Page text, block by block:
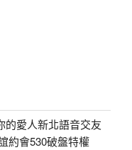
的愛人新北語音交友
約會530破盤特權